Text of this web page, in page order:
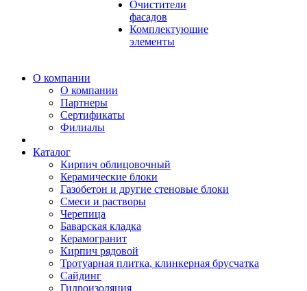
Очистители
фасадов
Комплектующие
элементы
О компании
О компании
Партнеры
Сертификаты
Филиалы
Каталог
Кирпич облицовочный
Керамические блоки
Газобетон и другие стеновые блоки
Смеси и растворы
Черепица
Баварская кладка
Керамогранит
Кирпич рядовой
Тротуарная плитка, клинкерная брусчатка
Сайдинг
Гидроизоляция